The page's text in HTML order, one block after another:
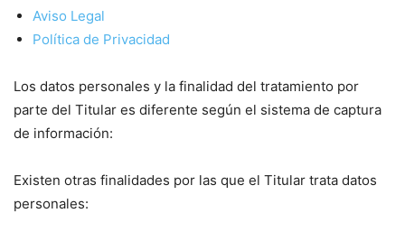
Aviso Legal
Política de Privacidad
Los datos personales y la finalidad del tratamiento por
parte del Titular es diferente según el sistema de captura
de información:
Existen otras finalidades por las que el Titular trata datos
personales: